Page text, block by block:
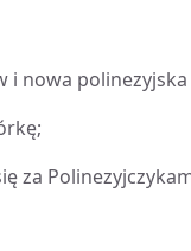
i nowa polinezyjska
za